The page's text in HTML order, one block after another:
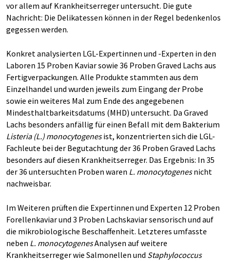
vor allem auf Krankheitserreger untersucht. Die gute
Nachricht: Die Delikatessen können in der Regel bedenkenlos
gegessen werden.
Konkret analysierten LGL-Expertinnen und -Experten in den
Laboren 15 Proben Kaviar sowie 36 Proben Graved Lachs aus
Fertigverpackungen. Alle Produkte stammten aus dem
Einzelhandel und wurden jeweils zum Eingang der Probe
sowie ein weiteres Mal zum Ende des angegebenen
Mindesthaltbarkeitsdatums (MHD) untersucht. Da Graved
Lachs besonders anfällig für einen Befall mit dem Bakterium
Listeria (L.) monocytogenesist, konzentrierten sich die LGL-
Fachleute bei der Begutachtung der 36 Proben Graved Lachs
besonders auf diesen Krankheitserreger. Das Ergebnis: In 35
der 36 untersuchten Proben waren L. monocytogenesnicht
nachweisbar.
Im Weiteren prüften die Expertinnen und Experten 12 Proben
Forellenkaviar und 3 Proben Lachskaviar sensorisch und auf
die mikrobiologische Beschaffenheit. Letzteres umfasste
neben L. monocytogenesAnalysen auf weitere
Krankheitserreger wie Salmonellen und Staphylococcus